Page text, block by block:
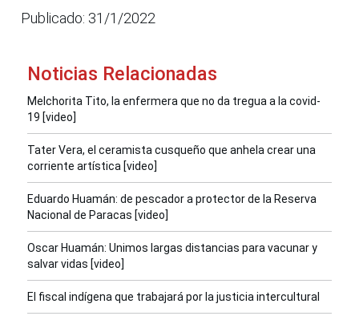
Publicado: 31/1/2022
Noticias Relacionadas
Melchorita Tito, la enfermera que no da tregua a la covid-
19 [video]
Tater Vera, el ceramista cusqueño que anhela crear una
corriente artística [video]
Eduardo Huamán: de pescador a protector de la Reserva
Nacional de Paracas [video]
Oscar Huamán: Unimos largas distancias para vacunar y
salvar vidas [video]
El fiscal indígena que trabajará por la justicia intercultural